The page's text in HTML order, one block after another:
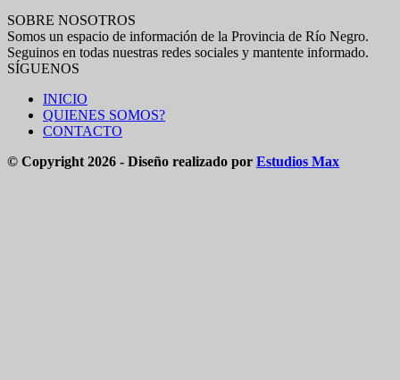
SOBRE NOSOTROS
Somos un espacio de información de la Provincia de Río Negro.
Seguinos en todas nuestras redes sociales y mantente informado.
SÍGUENOS
INICIO
QUIENES SOMOS?
CONTACTO
© Copyright 2026 - Diseño realizado por Estudios Max